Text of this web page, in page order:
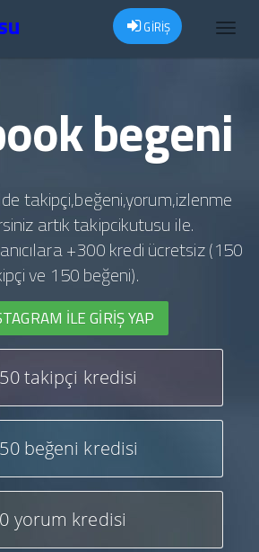
GİRİŞ
begeni
takipçi,beğeni,yorum,izlenme
artık takipcikutusu ile.
+300 kredi ücretsiz (150
ve 150 beğeni).
İLE GIRIŞ YAP
takipçi kredisi
beğeni kredisi
yorum kredisi